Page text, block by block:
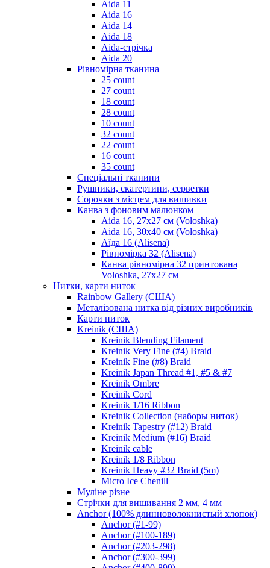
Aida 11
Aida 16
Aida 14
Aida 18
Aida-стрічка
Aida 20
Рівномірна тканина
25 count
27 count
18 count
28 count
10 count
32 count
22 count
16 count
35 count
Спеціальні тканини
Рушники, скатертини, серветки
Сорочки з місцем для вишивки
Канва з фоновим малюнком
Aida 16, 27х27 см (Voloshka)
Aida 16, 30х40 см (Voloshka)
Аїда 16 (Alisena)
Рівномірка 32 (Alisena)
Канва рівномірна 32 принтована
Voloshka, 27х27 см
Нитки, карти ниток
Rainbow Gallery (США)
Металізована нитка від різних виробників
Карти ниток
Kreinik (США)
Kreinik Blending Filament
Kreinik Very Fine (#4) Braid
Kreinik Fine (#8) Braid
Kreinik Japan Thread #1, #5 & #7
Kreinik Ombre
Kreinik Cord
Kreinik 1/16 Ribbon
Kreinik Collection (наборы ниток)
Kreinik Tapestry (#12) Braid
Kreinik Medium (#16) Braid
Kreinik cable
Kreinik 1/8 Ribbon
Kreinik Heavy #32 Braid (5m)
Micro Ice Chenill
Муліне різне
Стрічки для вишивання 2 мм, 4 мм
Anchor (100% длинноволокнистый хлопок)
Anchor (#1-99)
Anchor (#100-189)
Anchor (#203-298)
Anchor (#300-399)